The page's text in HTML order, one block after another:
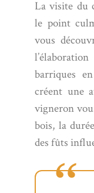
La visite du
le point
vous
barriques
créent une
vigneron
bois, la
des fûts